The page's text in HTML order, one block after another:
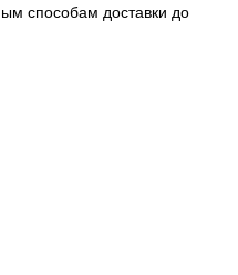
способам доставки до